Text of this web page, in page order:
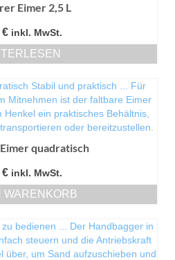
Eimer 2,5 L
€ inkl. MwSt.
quadratisch
€ inkl. MwSt.
WARENKORB